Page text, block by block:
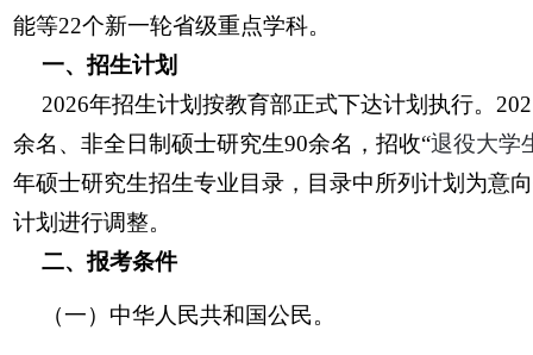
能等22个新一轮省级重点学科。
一、招生计划
2026年招生计划按教育部正式下达计划执行。
余名、非全日制硕士研究生90余名，招收“退役大学
年硕士研究生招生专业目录，目录中所列计划为意
计划进行调整。
二、报考条件
（一）中华人民共和国公民。